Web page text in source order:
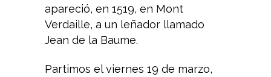
apareció, en 1519, en Mont
Verdaille, a un leñador llamado
Jean de la Baume.
Partimos el viernes 19 de marzo,